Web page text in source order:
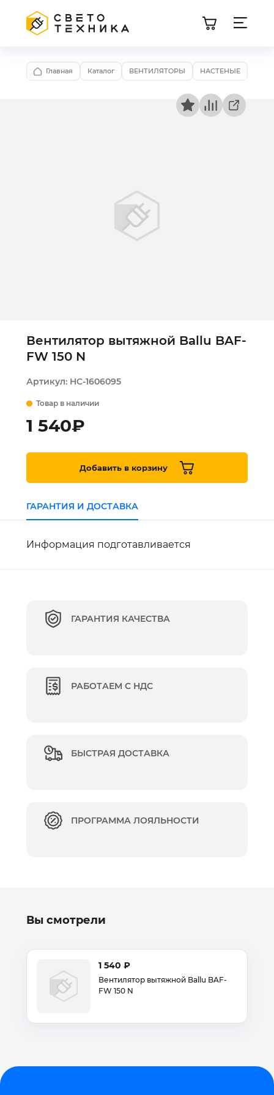
Главная Каталог ВЕНТИЛЯТОРЫ НАСТЕНЫЕ
Вентилятор вытяжной Ballu BAF-
FW 150 N
Артикул: НС-1606095
Товар в наличии
1 540₽
Добавить в корзину
ГАРАНТИЯ И ДОСТАВКА
Информация подготавливается
ГАРАНТИЯ КАЧЕСТВА
РАБОТАЕМ С НДС
БЫСТРАЯ ДОСТАВКА
ПРОГРАММА ЛОЯЛЬНОСТИ
Вы смотрели
1 540 ₽
Вентилятор вытяжной Ballu BAF-
FW 150 N